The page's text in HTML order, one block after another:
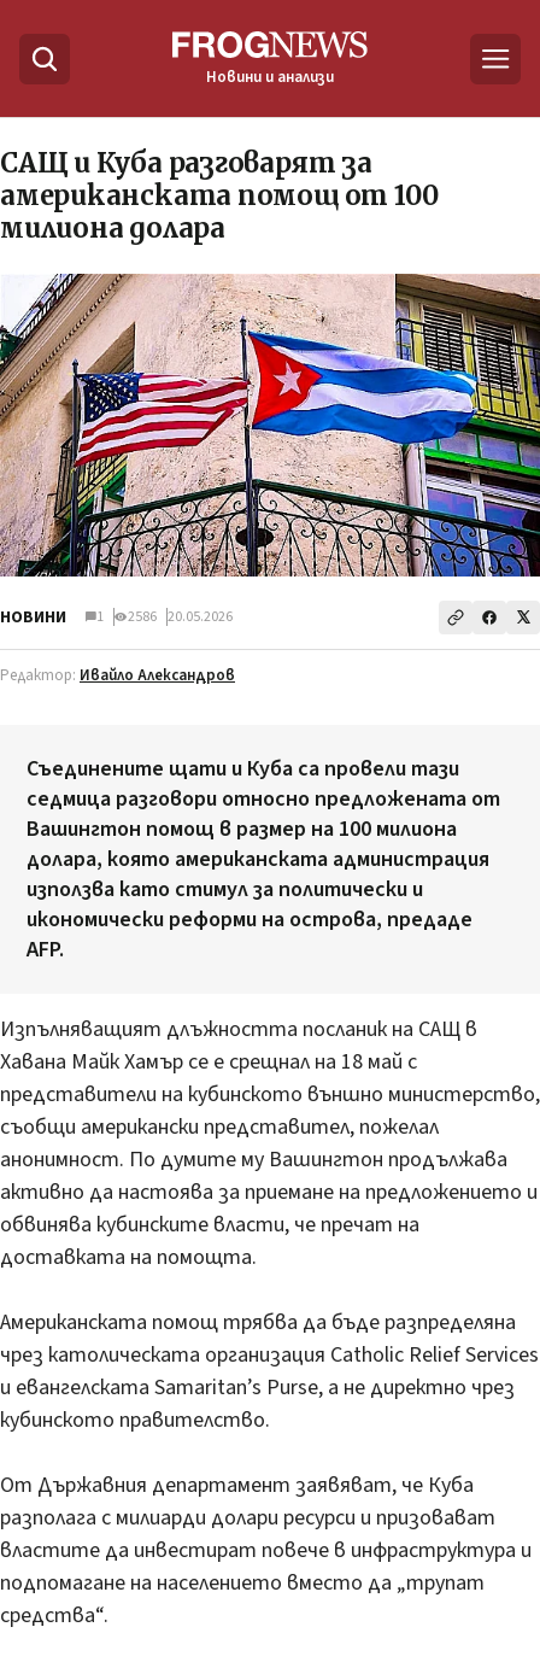
Новини и анализи
САЩ и Куба разговарят за
американската помощ от 100
милиона долара
НОВИНИ 1 2586 20.05.2026
Редактор: Ивайло Александров
Съединените щати и Куба са провели тази
седмица разговори относно предложената от
Вашингтон помощ в размер на 100 милиона
долара, която американската администрация
използва като стимул за политически и
икономически реформи на острова, предаде
AFP.
Изпълняващият длъжността посланик на САЩ в
Хавана Майк Хамър се е срещнал на 18 май с
представители на кубинското външно министерство,
съобщи американски представител, пожелал
анонимност. По думите му Вашингтон продължава
активно да настоява за приемане на предложението и
обвинява кубинските власти, че пречат на
доставката на помощта.
Американската помощ трябва да бъде разпределяна
чрез католическата организация Catholic Relief Services
и евангелската Samaritan’s Purse, а не директно чрез
кубинското правителство.
От Държавния департамент заявяват, че Куба
разполага с милиарди долари ресурси и призовават
властите да инвестират повече в инфраструктура и
подпомагане на населението вместо да „трупат
средства“.